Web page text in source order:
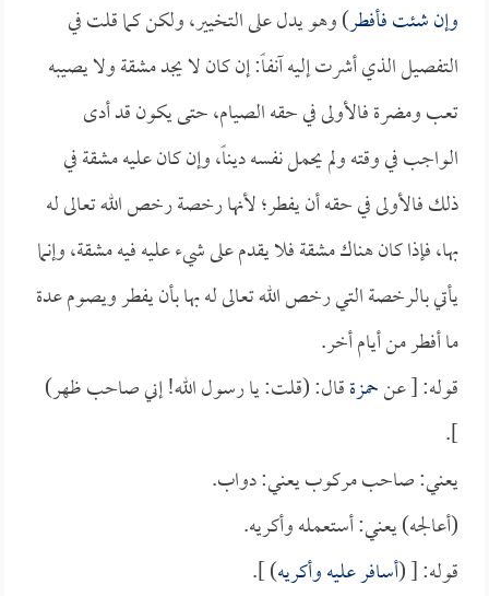
وإن شئت فأفطر) وهو يدل على التخيير، ولكن كما قلت في
التفصيل الذي أشرت إليه آنفاً: إن كان لا يجد مشقة ولا يصيبه
تعب ومضرة فالأولى في حقه الصيام، حتى يكون قد أدى
الواجب في وقته ولم يحمل نفسه ديناً، وإن كان عليه مشقة في
ذلك فالأولى في حقه أن يفطر؛ لأنها رخصة رخص الله تعالى له
بها، فإذا كان هناك مشقة فلا يقدم على شيء عليه فيه مشقة، وإنما
يأتي بالرخصة التي رخص الله تعالى له بها بأن يفطر ويصوم عدة
ما أفطر من أيام أخر.
قوله: [ عنحمزةقال: (قلت: يا رسول الله! إني صاحب ظهر)
].
يعني: صاحب مركوب يعني: دواب.
(أعالجه) يعني: أستعمله وأكريه.
قوله: [ (أسافر عليه وأكريه) ].